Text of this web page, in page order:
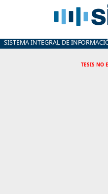
SISTEMA INTEGRAL DE
TESIS NO